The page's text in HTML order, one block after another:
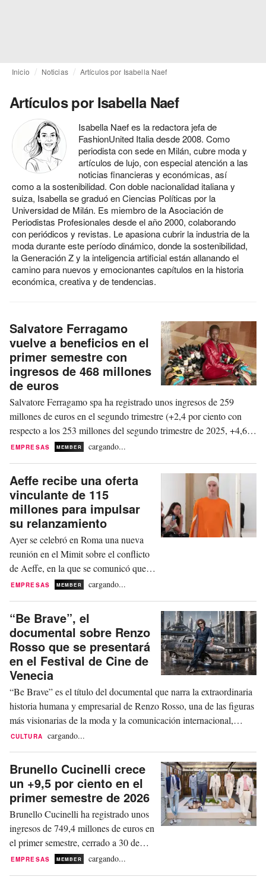
Inicio Noticias Artículos por Isabella Naef
Artículos por Isabella Naef
Isabella Naef es la redactora jefa de
FashionUnited Italia desde 2008. Como
periodista con sede en Milán, cubre moda y
artículos de lujo, con especial atención a las
noticias financieras y económicas, así
como a la sostenibilidad. Con doble nacionalidad italiana y
suiza, Isabella se graduó en Ciencias Políticas por la
Universidad de Milán. Es miembro de la Asociación de
Periodistas Profesionales desde el año 2000, colaborando
con periódicos y revistas. Le apasiona cubrir la industria de la
moda durante este período dinámico, donde la sostenibilidad,
la Generación Z y la inteligencia artificial están allanando el
camino para nuevos y emocionantes capítulos en la historia
económica, creativa y de tendencias.
Salvatore Ferragamo
vuelve a beneficios en el
primer semestre con
ingresos de 468 millones
de euros
Salvatore Ferragamo spa ha registrado unos ingresos de 259
millones de euros en el segundo trimestre (+2,4 por ciento con
respecto a los 253 millones del segundo trimestre de 2025, +4,6
por ciento a tipos de cambio constantes y +2,4 por ciento a tipos
EMPRESAS MEMBER cargando...
Aeffe recibe una oferta
vinculante de 115
millones para impulsar
su relanzamiento
Ayer se celebró en Roma una nueva
reunión en el Mimit sobre el conflicto
de Aeffe, en la que se comunicó que la
familia Ferretti, actual propietaria del
industrial chino, una oferta vinculante
para el relanzamiento de la empresa.
La operación, valorada en un total de...
EMPRESAS MEMBER cargando...
“Be Brave”, el
documental sobre Renzo
Rosso que se presentará
en el Festival de Cine de
Venecia
“Be Brave” es el título del documental que narra la extraordinaria
historia humana y empresarial de Renzo Rosso, una de las figuras
más visionarias de la moda y la comunicación internacional,
fundador y presidente del Grupo Otb. Así se puede leer en la web
se presentará en la secci...
CULTURA cargando...
Brunello Cucinelli crece
un +9,5 por ciento en el
primer semestre de 2026
Brunello Cucinelli ha registrado unos
ingresos de 749,4 millones de euros en
el primer semestre, cerrado a 30 de
junio, lo que supone un crecimiento
EMPRESAS MEMBER cargando...